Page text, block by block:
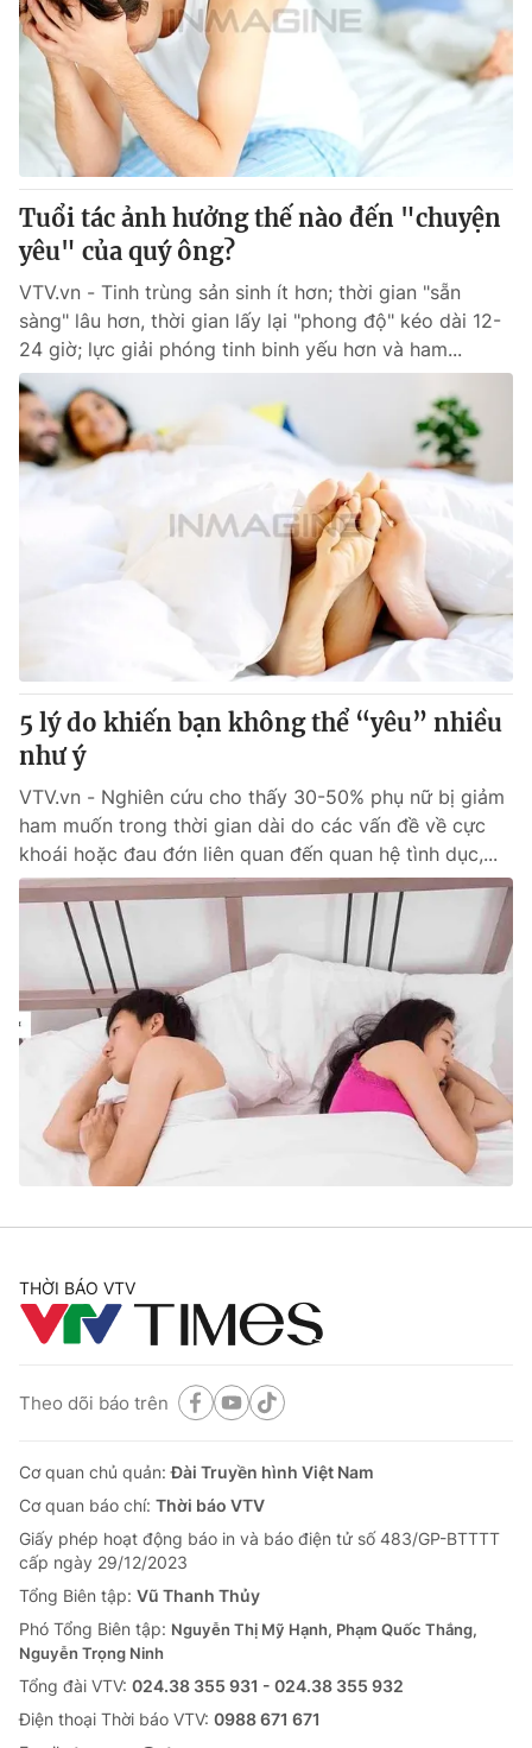
Theo dõi báo trên
Cơ quan chủ quản:
Đài Truyền hình Việt Nam
Cơ quan báo chí:Thời báo VTV
Giấy phép hoạt động báo in và báo điện tử số 483/GP-BTTTT
cấp ngày 29/12/2023
Tổng Biên tập:Vũ Thanh Thủy
Phó Tổng Biên tập:Nguyễn Thị Mỹ Hạnh, Phạm Quốc Thắng,
Nguyễn Trọng Ninh
Tổng đài VTV:024.38 355 931 - 024.38 355 932
Ðiện thoại Thời báo VTV:
Email:toasoan@vtv.vn
Liên hệ quảng cáo:024-7300.7108
® Cấm sao chép dưới mọi hình thức nếu không có sự chấp
thuận bằng văn bản. Ghi rõ nguồn VTV.vn khi phát hành lại
thông tin từ website này.
Tuổi tác ảnh hưởng thế nào đến "chuyện
yêu" của quý ông?
VTV.vn - Tinh trùng sản sinh ít hơn; thời gian "sẵn
sàng" lâu hơn, thời gian lấy lại "phong độ" kéo dài 12-
24 giờ; lực giải phóng tinh binh yếu hơn và ham...
5 lý do khiến bạn không thể “yêu” nhiều
như ý
VTV.vn - Nghiên cứu cho thấy 30-50% phụ nữ bị giảm
ham muốn trong thời gian dài do các vấn đề về cực
khoái hoặc đau đớn liên quan đến quan hệ tình dục,...
THỜI BÁO VTV
Theo dõi báo trên
Cơ quan chủ quản:Đài Truyền hình Việt Nam
Cơ quan báo chí: Thời báo VTV
Giấy phép hoạt động báo in và báo điện tử số 483/GP-BTTTT
cấp ngày 29/12/2023
Tổng Biên tập: Vũ Thanh Thủy
Phó Tổng Biên tập: Nguyễn Thị Mỹ Hạnh, Phạm Quốc Thắng,
Nguyễn Trọng Ninh
Tổng đài VTV: 024.38 355 931 - 024.38 355 932
Ðiện thoại Thời báo VTV: 0988 671 671